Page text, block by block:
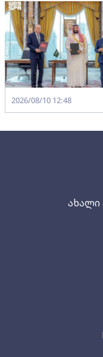
ახალი
2026/08/10 12:48